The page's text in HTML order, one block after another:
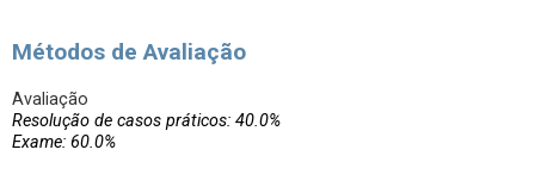
Métodos de Avaliação
Avaliação
Resolução de casos práticos: 40.0%
Exame: 60.0%